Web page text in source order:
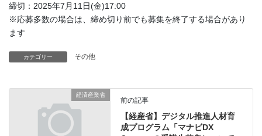
締切：2025年7月11日(金)17:00
※応募多数の場合は、締め切り前でも募集を終了する場合があり
ます
カテゴリー その他
経済産業省
前の記事
【経産省】デジタル推進人材育
成プログラム「マナビDX